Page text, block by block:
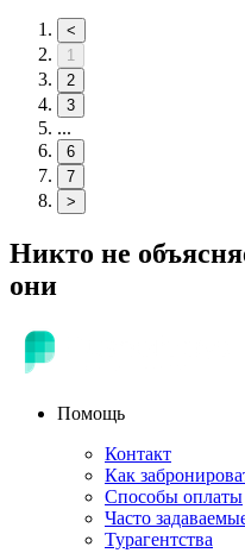
<
1
2
3
...
6
7
>
Никто не
они
Помощь
Контакт
Как
Способы оплаты
Часто
Турагентства